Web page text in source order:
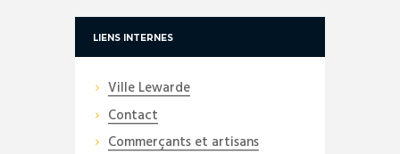
LIENS INTERNES
Ville Lewarde
Contact
Commerçants et artisans